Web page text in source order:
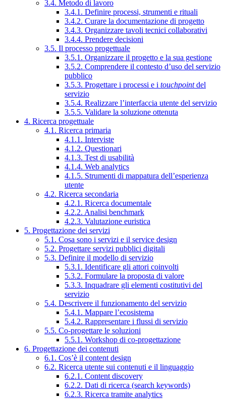
3.4. Metodo di lavoro
3.4.1. Definire processi, strumenti e rituali
3.4.2. Curare la documentazione di progetto
3.4.3. Organizzare tavoli tecnici collaborativi
3.4.4. Prendere decisioni
3.5. Il processo progettuale
3.5.1. Organizzare il progetto e la sua gestione
3.5.2. Comprendere il contesto d’uso del servizio
pubblico
3.5.3. Progettare i processi e i touchpointdel
servizio
3.5.4. Realizzare l’interfaccia utente del servizio
3.5.5. Validare la soluzione ottenuta
4. Ricerca progettuale
4.1. Ricerca primaria
4.1.1. Interviste
4.1.2. Questionari
4.1.3. Test di usabilità
4.1.4. Web analytics
4.1.5. Strumenti di mappatura dell’esperienza
utente
4.2. Ricerca secondaria
4.2.1. Ricerca documentale
4.2.2. Analisi benchmark
4.2.3. Valutazione euristica
5. Progettazione dei servizi
5.1. Cosa sono i servizi e il service design
5.2. Progettare servizi pubblici digitali
5.3. Definire il modello di servizio
5.3.1. Identificare gli attori coinvolti
5.3.2. Formulare la proposta di valore
5.3.3. Inquadrare gli elementi costitutivi del
servizio
5.4. Descrivere il funzionamento del servizio
5.4.1. Mappare l’ecosistema
5.4.2. Rappresentare i flussi di servizio
5.5. Co-progettare le soluzioni
5.5.1. Workshop di co-progettazione
6. Progettazione dei contenuti
6.1. Cos’è il content design
6.2. Ricerca utente sui contenuti e il linguaggio
6.2.1. Content discovery
6.2.2. Dati di ricerca (search keywords)
6.2.3. Ricerca tramite analytics